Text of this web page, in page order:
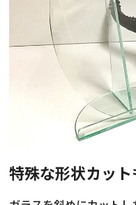
スタッフ紹介
会社概要
お知らせ・社内報
特殊な形状カッ